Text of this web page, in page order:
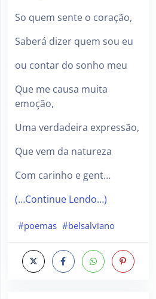
So quem sente o coração,
Saberá dizer quem sou eu
ou contar do sonho meu
Que me causa muita
emoção,
Uma verdadeira expressão,
Que vem da natureza
Com carinho e gent…
(…Continue Lendo…)
#poemas #belsalviano